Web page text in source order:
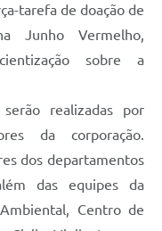
tarefa de doação de
Junho Vermelho,
sobre a
realizadas por
da corporação.
dos departamentos
das equipes da
Centro de